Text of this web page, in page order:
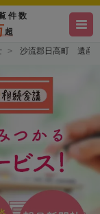
件数
超
沙流郡日高町 遺産